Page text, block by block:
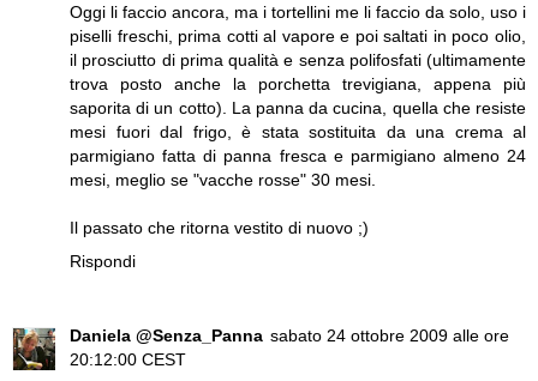
Oggi li faccio ancora, ma i tortellini me li faccio da solo, uso i
piselli freschi, prima cotti al vapore e poi saltati in poco olio,
il prosciutto di prima qualità e senza polifosfati (ultimamente
trova posto anche la porchetta trevigiana, appena più
saporita di un cotto). La panna da cucina, quella che resiste
mesi fuori dal frigo, è stata sostituita da una crema al
parmigiano fatta di panna fresca e parmigiano almeno 24
mesi, meglio se "vacche rosse" 30 mesi.
Il passato che ritorna vestito di nuovo ;)
Rispondi
Daniela @Senza_Panna sabato 24 ottobre 2009 alle ore
20:12:00 CEST